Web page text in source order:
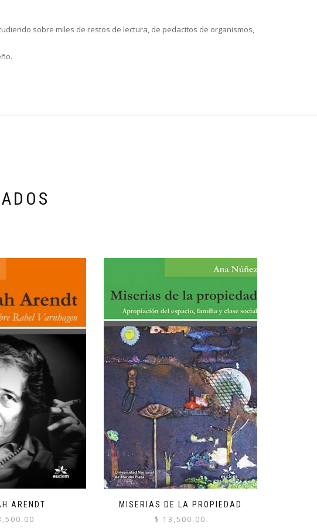
sobre miles de restos de lectura, de pedacitos de organismos,
ARENDT MISERIAS DE LA PROPIEDAD
$ 13,500.00